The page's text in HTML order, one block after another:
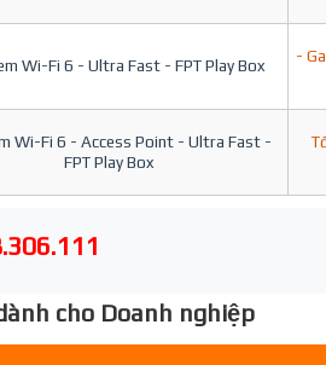
Wi-Fi 6 - Ultra Fast - FPT Play Box
-
Wi-Fi 6 - Access Point - Ultra Fast -
FPT Play Box
cho Doanh nghiệp